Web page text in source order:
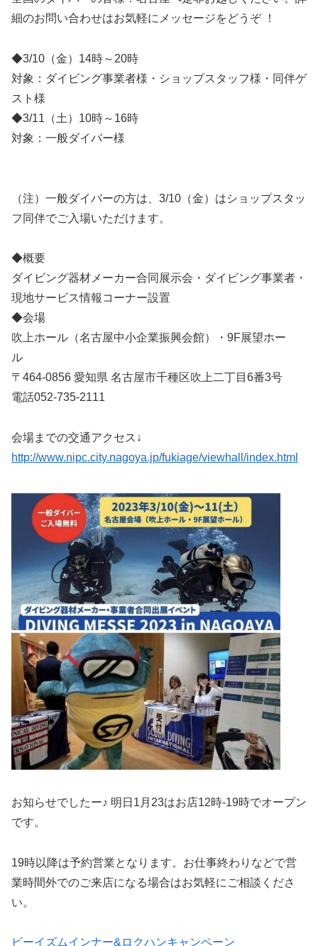
細のお問い合わせはお気軽にメッセージをどうぞ ！
◆3/10（金）14時～20時
対象：ダイビング事業者様・ショップスタッフ様・同伴ゲ
スト様
◆3/11（土）10時～16時
対象：一般ダイバー様
（注）一般ダイバーの方は、3/10（金）はショップスタッ
フ同伴でご入場いただけます。
◆概要
ダイビング器材メーカー合同展示会・ダイビング事業者・
現地サービス情報コーナー設置
◆会場
吹上ホール（名古屋中小企業振興会館）・9F展望ホー
ル
〒464-0856 愛知県 名古屋市千種区吹上二丁目6番3号
電話052-735-2111
会場までの交通アクセス↓
http://www.nipc.city.nagoya.jp/fukiage/viewhall/index.html
お知らせでしたー♪ 明日1月23はお店12時-19時でオープン
です。
19時以降は予約営業となります。お仕事終わりなどで営
業時間外でのご来店になる場合はお気軽にご相談くださ
い。
ビーイズムインナー&ロクハンキャンペーン